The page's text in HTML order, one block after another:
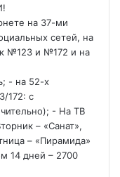
на 37-ми
сетей, на
№123 и №172 и на
- на 52-х
172: с
- На ТВ
– «Санат»,
– «Пирамида»
14 дней – 2700